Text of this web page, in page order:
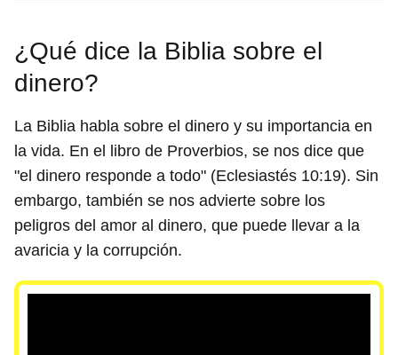
¿Qué dice la Biblia sobre el
dinero?
La Biblia habla sobre el dinero y su importancia en
la vida. En el libro de Proverbios, se nos dice que
"el dinero responde a todo" (Eclesiastés 10:19). Sin
embargo, también se nos advierte sobre los
peligros del amor al dinero, que puede llevar a la
avaricia y la corrupción.